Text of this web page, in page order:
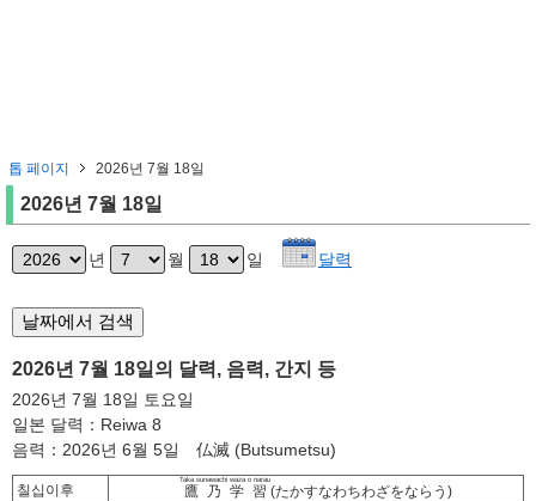
톱 페이지 2026년 7월 18일
2026년 7월 18일
년 월 일 달력
2026년 7월 18일의 달력, 음력, 간지 등
2026년 7월 18일 토요일
일본 달력：Reiwa 8
음력：2026년 6월 5일 仏滅 (Butsumetsu)
칠십이후 鷹乃学習
Taka sunawachi waza o narau
(たかすなわちわざをならう)